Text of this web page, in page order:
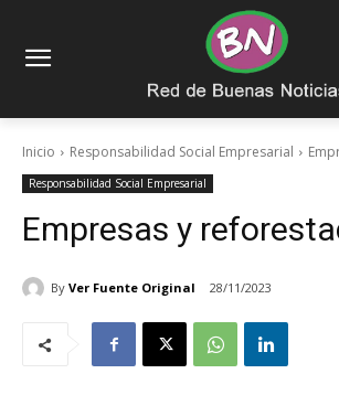
Inicio Responsabilidad Social Empresarial
Responsabilidad Social Empresarial
Empresas y
By Ver Fuente Original 28/11/2023